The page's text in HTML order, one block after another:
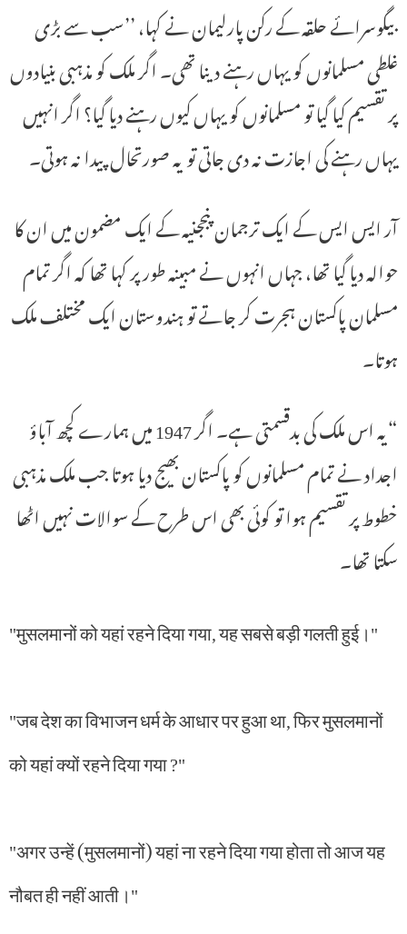
بیگوسرائے حلقہ کے رکن پارلیمان نے کہا، ’’سب سے بڑی
غلطی مسلمانوں کو یہاں رہنے دینا تھی۔ اگر ملک کو مذہبی بنیادوں
پر تقسیم کیا گیا تو مسلمانوں کو یہاں کیوں رہنے دیا گیا؟ اگر انہیں
یہاں رہنے کی اجازت نہ دی جاتی تو یہ صورتحال پیدا نہ ہوتی۔
آر ایس ایس کے ایک ترجمان پنججنیہ کے ایک مضمون میں ان کا
حوالہ دیا گیا تھا، جہاں انہوں نے مبینہ طور پر کہا تھا کہ اگر تمام
مسلمان پاکستان ہجرت کر جاتے تو ہندوستان ایک مختلف ملک
ہوتا۔
“یہ اس ملک کی بدقسمتی ہے۔ اگر 1947 میں ہمارے کچھ آباؤ
اجداد نے تمام مسلمانوں کو پاکستان بھیج دیا ہوتا جب ملک مذہبی
خطوط پر تقسیم ہوا تو کوئی بھی اس طرح کے سوالات نہیں اٹھا
سکتا تھا۔
"मुसलमानों को यहां रहने दिया गया, यह सबसे बड़ी गलती हुई।"
"जब देश का विभाजन धर्म के आधार पर हुआ था, फिर मुसलमानों
को यहां क्यों रहने दिया गया ?"
"अगर उन्हें (मुसलमानों) यहां ना रहने दिया गया होता तो आज यह
नौबत ही नहीं आती।"